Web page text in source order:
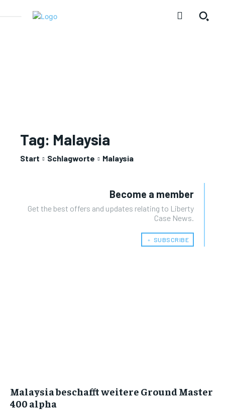
Tag: Malaysia
Start Schlagworte Malaysia
Become a member
Get the best offers and updates relating to Liberty
Case News.
﹢ SUBSCRIBE
Malaysia beschafft weitere Ground Master
400 alpha